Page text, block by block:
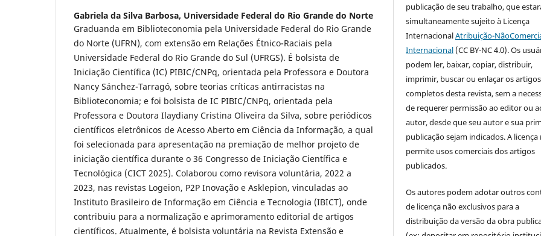
Gabriela da Silva Barbosa, Universidade Federal do Rio Grande do Norte
Graduanda em Biblioteconomia pela Universidade Federal do Rio Grande
do Norte (UFRN), com extensão em Relações Étnico-Raciais pela
Universidade Federal do Rio Grande do Sul (UFRGS). É bolsista de
Iniciação Científica (IC) PIBIC/CNPq, orientada pela Professora e Doutora
Nancy Sánchez-Tarragó, sobre teorias críticas antirracistas na
Biblioteconomia; e foi bolsista de IC PIBIC/CNPq, orientada pela
Professora e Doutora Ilaydiany Cristina Oliveira da Silva, sobre periódicos
científicos eletrônicos de Acesso Aberto em Ciência da Informação, a qual
foi selecionada para apresentação na premiação de melhor projeto de
iniciação científica durante o 36 Congresso de Iniciação Científica e
Tecnológica (CICT 2025). Colaborou como revisora voluntária, 2022 a
2023, nas revistas Logeion, P2P Inovação e Asklepion, vinculadas ao
Instituto Brasileiro de Informação em Ciência e Tecnologia (IBICT), onde
contribuiu para a normalização e aprimoramento editorial de artigos
científicos. Atualmente, é bolsista voluntária na Revista Extensão e
publicação de seu trabalho, que
simultaneamente sujeito à Licença
InternacionalAtribuição-
Internacional (CC BY-NC 4.0). Os
podem ler, baixar, copiar, distribuir,
imprimir, buscar ou enlaçar os artigos
completos desta revista, sem a
de requerer permissão ao editor ou
autor, desde que seu autor e sua
publicação sejam indicados. A licença
permite usos comerciais dos artigos
publicados.
Os autores podem adotar outros
de licença não exclusivos para a
distribuição da versão da obra